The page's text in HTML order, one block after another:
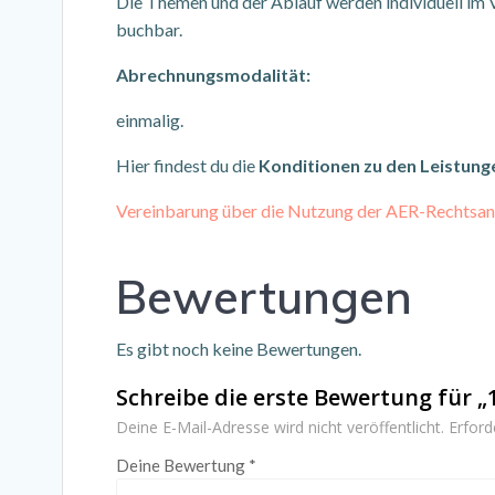
buchbar.
Abrechnungsmodalität:
einmalig.
Hier findest du die Konditionen zu den
Vereinbarung über die Nutzung der AER-
Bewertungen
Es gibt noch keine Bewertungen.
Schreibe die erste Bewertung für
Deine E-Mail-Adresse wird nicht veröffentlicht.
Deine Bewertung *